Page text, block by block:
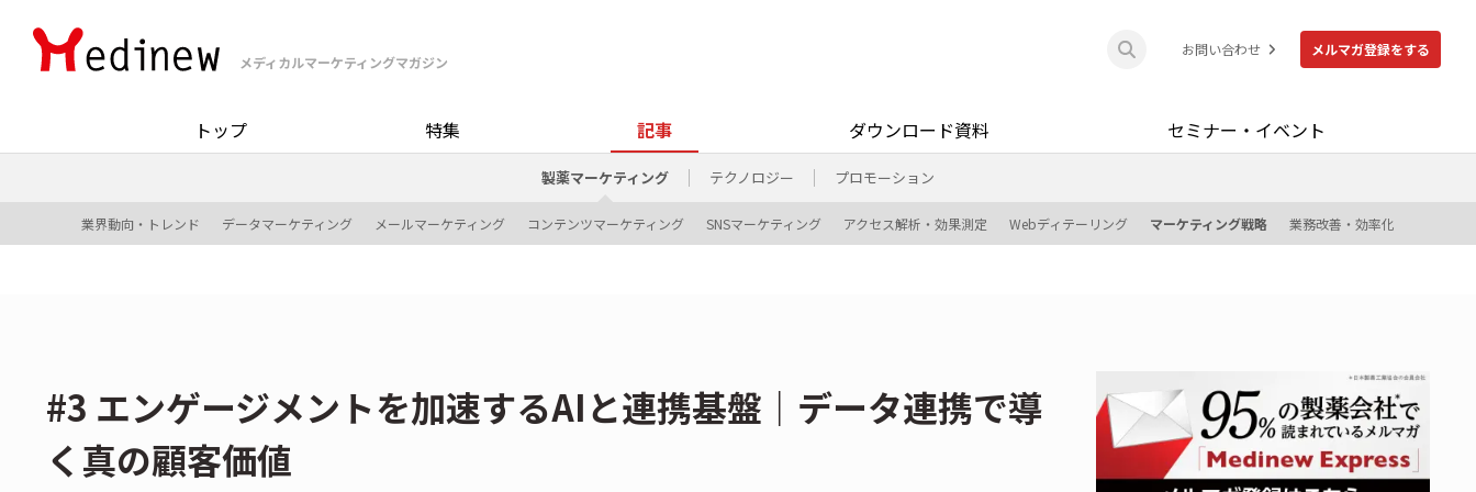
メディカルマーケティングマガジン
お問い合わせ メルマガ登録をする
トップ 特集 記事 ダウンロード資料 セミナー・イベント
製薬マーケティング テクノロジー プロモーション
業界動向・トレンド データマーケティング メールマーケティング コンテンツマーケティング SNSマーケティング アクセス解析・効果測定 Webディテーリング マーケティング戦略 業務改善・効率化
#3 エンゲージメントを加速するAIと連携基盤｜データ連携で導
く真の顧客価値